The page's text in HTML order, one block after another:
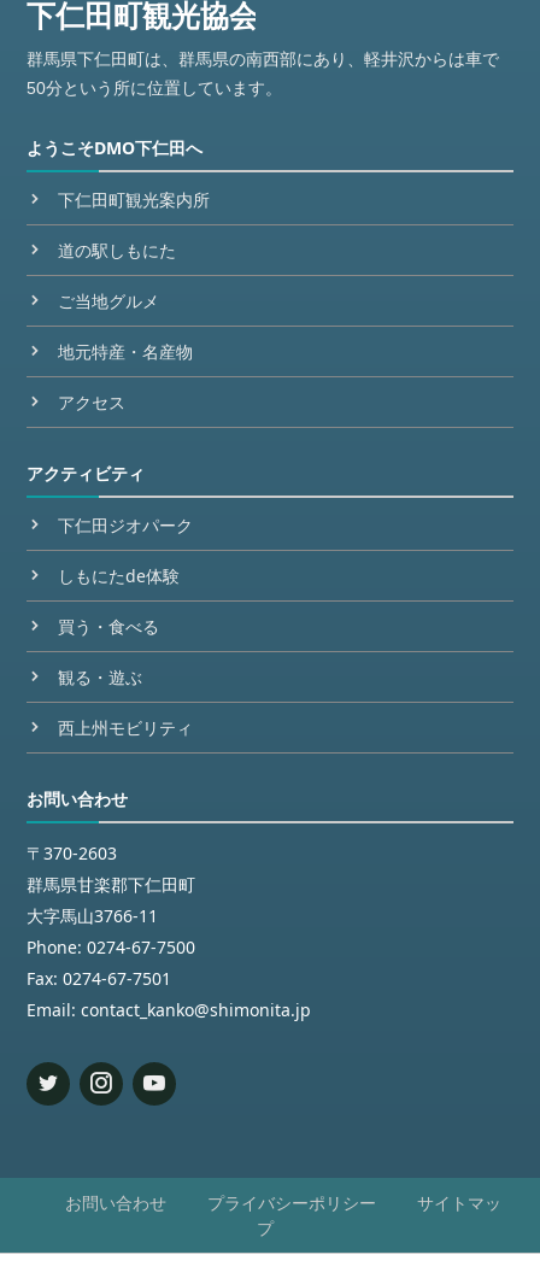
群馬県下仁田町は、群馬県の南西部にあり、軽井沢からは車で
50分という所に位置しています。
ようこそDMO下仁田へ
下仁田町観光案内所
道の駅しもにた
ご当地グルメ
地元特産・名産物
アクセス
アクティビティ
下仁田ジオパーク
しもにたde体験
買う・食べる
観る・遊ぶ
西上州モビリティ
お問い合わせ
〒370-2603
群馬県甘楽郡下仁田町
大字馬山3766-11
Phone: 0274-67-7500
Fax: 0274-67-7501
Email: contact_kanko@shimonita.jp
お問い合わせ プライバシーポリシー
サイトマッ
プ